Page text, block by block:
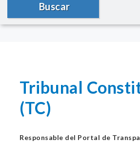
Buscar
Tribunal
(TC)
Responsable del Portal de